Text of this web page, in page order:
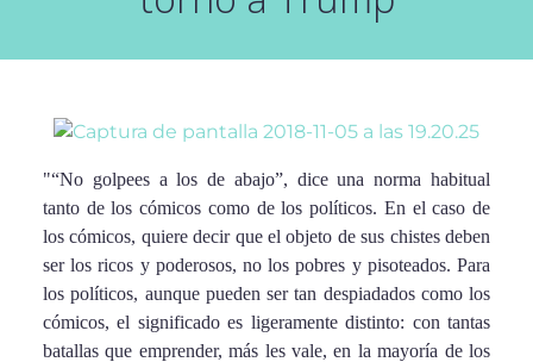
"“No golpees a los de abajo”, dice una norma habitual
tanto de los cómicos como de los políticos. En el caso de
los cómicos, quiere decir que el objeto de sus chistes deben
ser los ricos y poderosos, no los pobres y pisoteados. Para
los políticos, aunque pueden ser tan despiadados como los
cómicos, el significado es ligeramente distinto: con tantas
batallas que emprender, más les vale, en la mayoría de los